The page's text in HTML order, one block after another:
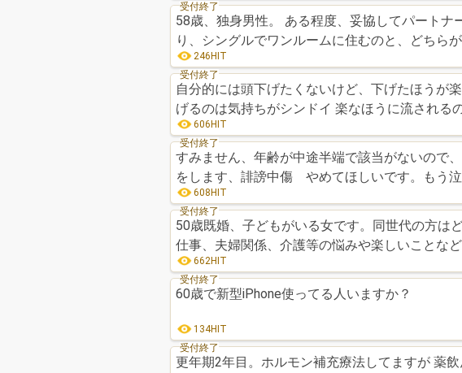
受付終了
58歳、独身男性。 ある程度、妥協してパートナーを見つけて、2LDKに住むのと、理想に拘
り、シングルでワンルームに住むのと、どちら
246HIT
受付終了
自分的には頭下げたくないけど、下げたほうが
げるのは気持ちがシンドイ 楽な
606HIT
受付終了
すみません、年齢が中途半端で該当がないので、こちら
をします、誹謗中傷 やめてほしいです。もう泣
608HIT
受付終了
50歳既婚、子どもがいる女です。同世代の方は
仕事、夫婦関係、介護等の悩みや楽しいことな
662HIT
受付終了
60歳で新型iPhone使ってる人いますか？
134HIT
受付終了
更年期2年目。ホルモン補充療法してますが 薬